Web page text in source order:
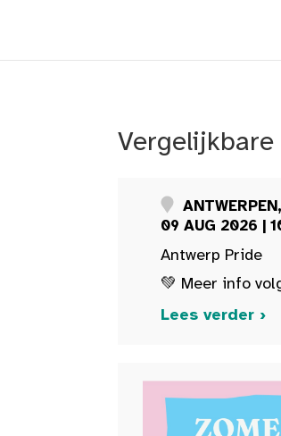
09 AUG 2026 |
Antwerp Pride
💚 Meer info
Lees verder ›